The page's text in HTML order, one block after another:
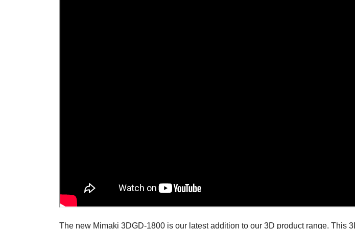
The new Mimaki 3DGD-1800 is our latest addition to our 3D product range. This